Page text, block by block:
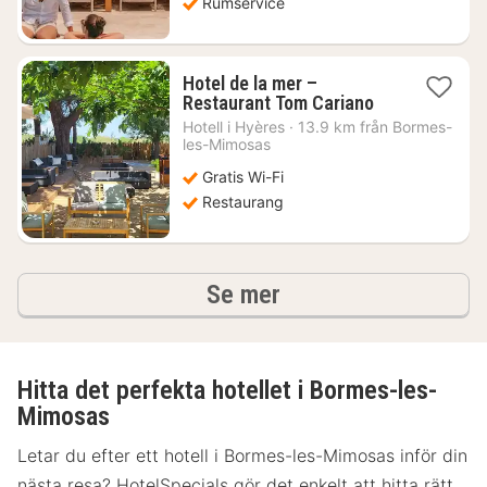
Hotel de la mer –
Restaurant Tom Cariano1
natt
Hotell i Hyères · 13.9 km från Bormes-
les-Mimosas
Gratis Wi-Fi
Restaurang
Se mer
Hitta det perfekta hotellet i Bormes-les-
Mimosas
Letar du efter ett hotell i Bormes-les-Mimosas inför din